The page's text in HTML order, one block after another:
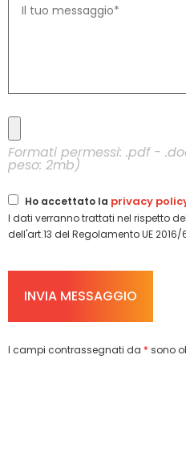
Formati permessi: .pdf -
peso: 2mb)
Ho accettato la privacy
I dati verranno trattati nel rispetto
dell'art.13 del Regolamento UE 2016/
I campi contrassegnati da * sono